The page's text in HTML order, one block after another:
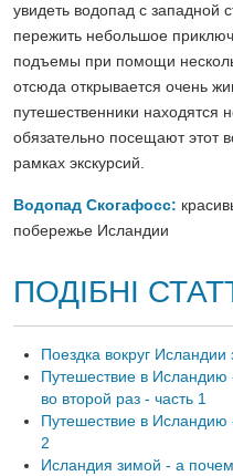
увидеть водопад с западной
пережить небольшое
подъемы при помощи
отсюда открывается очень
путешественники находятся
обязательно посещают этот
рамках экскурсий.
Водопад Скогафосс:
побережье Исландии
ПОДІБНІ
Поездка вокруг Исландии
Путешествие в
во второй раз - часть 1
Путешествие в Исландию
2
Исландия зимой - а